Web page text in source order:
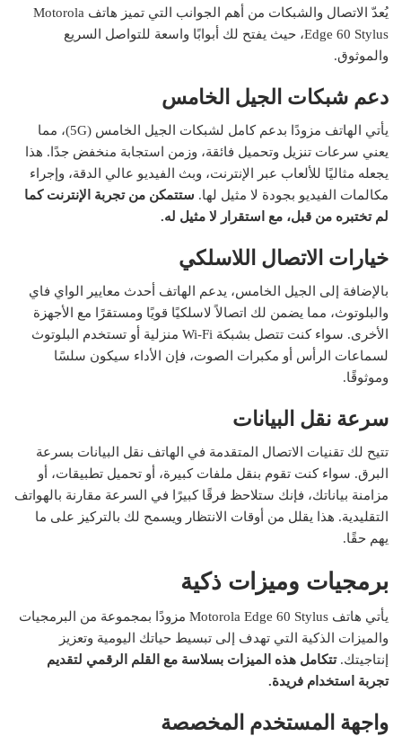
يُعدّ الاتصال والشبكات من أهم الجوانب التي تميز هاتف Motorola
Edge 60 Stylus، حيث يفتح لك أبوابًا واسعة للتواصل السريع
والموثوق.
دعم شبكات الجيل الخامس
يأتي الهاتف مزودًا بدعم كامل لشبكات الجيل الخامس (5G)، مما
يعني سرعات تنزيل وتحميل فائقة، وزمن استجابة منخفض جدًا. هذا
يجعله مثاليًا للألعاب عبر الإنترنت، وبث الفيديو عالي الدقة، وإجراء
مكالمات الفيديو بجودة لا مثيل لها. ستتمكن من تجربة الإنترنت كما
لم تختبره من قبل، مع استقرار لا مثيل له.
خيارات الاتصال اللاسلكي
بالإضافة إلى الجيل الخامس، يدعم الهاتف أحدث معايير الواي فاي
والبلوتوث، مما يضمن لك اتصالاً لاسلكيًا قويًا ومستقرًا مع الأجهزة
الأخرى. سواء كنت تتصل بشبكة Wi-Fi منزلية أو تستخدم البلوتوث
لسماعات الرأس أو مكبرات الصوت، فإن الأداء سيكون سلسًا
وموثوقًا.
سرعة نقل البيانات
تتيح لك تقنيات الاتصال المتقدمة في الهاتف نقل البيانات بسرعة
البرق. سواء كنت تقوم بنقل ملفات كبيرة، أو تحميل تطبيقات، أو
مزامنة بياناتك، فإنك ستلاحظ فرقًا كبيرًا في السرعة مقارنة بالهواتف
التقليدية. هذا يقلل من أوقات الانتظار ويسمح لك بالتركيز على ما
يهم حقًا.
برمجيات وميزات ذكية
يأتي هاتف Motorola Edge 60 Stylus مزودًا بمجموعة من البرمجيات
والميزات الذكية التي تهدف إلى تبسيط حياتك اليومية وتعزيز
إنتاجيتك.تتكامل هذه الميزات بسلاسة مع القلم الرقمي لتقديم
تجربة استخدام فريدة.
واجهة المستخدم المخصصة